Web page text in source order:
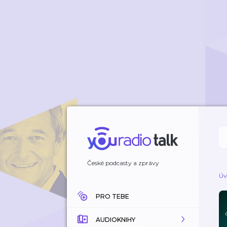
České podcasty a zprávy
PRO TEBE
AUDIOKNIHY